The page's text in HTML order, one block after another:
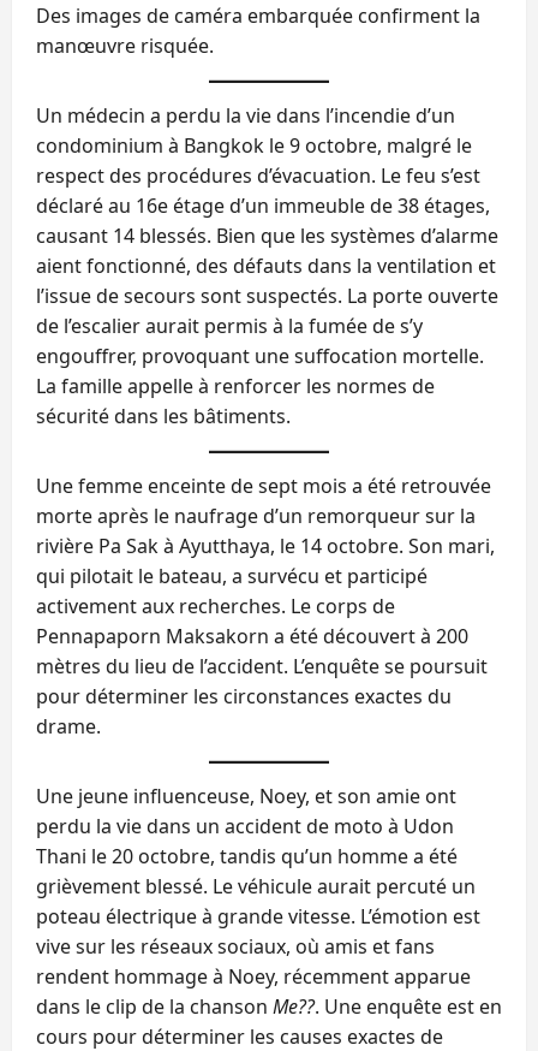
Des images de caméra embarquée confirment la
manœuvre risquée.
Un médecin a perdu la vie dans l’incendie d’un
condominium à Bangkok le 9 octobre, malgré le
respect des procédures d’évacuation. Le feu s’est
déclaré au 16e étage d’un immeuble de 38 étages,
causant 14 blessés. Bien que les systèmes d’alarme
aient fonctionné, des défauts dans la ventilation et
l’issue de secours sont suspectés. La porte ouverte
de l’escalier aurait permis à la fumée de s’y
engouffrer, provoquant une suffocation mortelle.
La famille appelle à renforcer les normes de
sécurité dans les bâtiments.
Une femme enceinte de sept mois a été retrouvée
morte après le naufrage d’un remorqueur sur la
rivière Pa Sak à Ayutthaya, le 14 octobre. Son mari,
qui pilotait le bateau, a survécu et participé
activement aux recherches. Le corps de
Pennapaporn Maksakorn a été découvert à 200
mètres du lieu de l’accident. L’enquête se poursuit
pour déterminer les circonstances exactes du
drame.
Une jeune influenceuse, Noey, et son amie ont
perdu la vie dans un accident de moto à Udon
Thani le 20 octobre, tandis qu’un homme a été
grièvement blessé. Le véhicule aurait percuté un
poteau électrique à grande vitesse. L’émotion est
vive sur les réseaux sociaux, où amis et fans
rendent hommage à Noey, récemment apparue
dans le clip de la chanson Me??. Une enquête est en
cours pour déterminer les causes exactes de